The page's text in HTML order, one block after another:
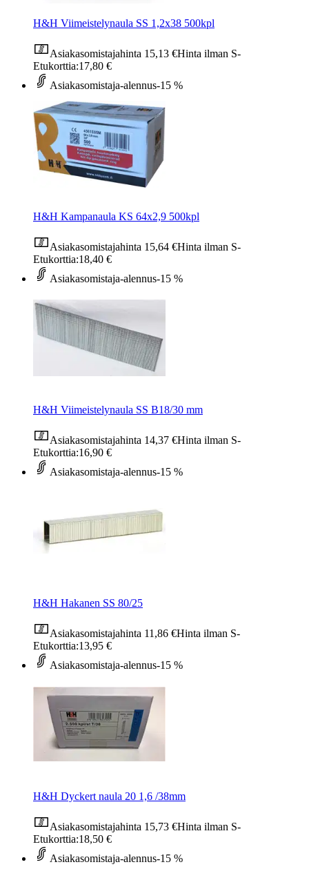
H&H Viimeistelynaula SS 1,2x38 500kpl
Asiakasomistajahinta 15,13 €Hinta ilman S-
Etukorttia:17,80 €
Asiakasomistaja-alennus-15 %
H&H Kampanaula KS 64x2,9 500kpl
Asiakasomistajahinta 15,64 €Hinta ilman S-
Etukorttia:18,40 €
Asiakasomistaja-alennus-15 %
H&H Viimeistelynaula SS B18/30 mm
Asiakasomistajahinta 14,37 €Hinta ilman S-
Etukorttia:16,90 €
Asiakasomistaja-alennus-15 %
H&H Hakanen SS 80/25
Asiakasomistajahinta 11,86 €Hinta ilman S-
Etukorttia:13,95 €
Asiakasomistaja-alennus-15 %
H&H Dyckert naula 20 1,6 /38mm
Asiakasomistajahinta 15,73 €Hinta ilman S-
Etukorttia:18,50 €
Asiakasomistaja-alennus-15 %